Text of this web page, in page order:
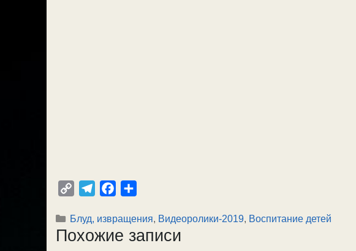
p
y
e
c
e
п
р
Рубрики
Блуд, извращения, Видеоролики-2019, Воспитание детей
Похожие записи